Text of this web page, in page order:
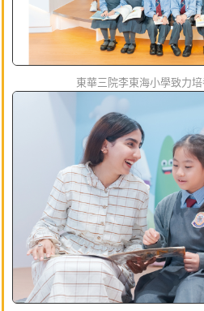
東華三院李東海小學致力